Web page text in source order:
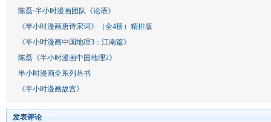
陈磊·半小时漫画团队《论语》
《半小时漫画唐诗宋词》（全4册）精排版
《半小时漫画中国地理3：江南篇》
陈磊《半小时漫画中国地理2》
半小时漫画全系列丛书
《半小时漫画故宫》
发表评论